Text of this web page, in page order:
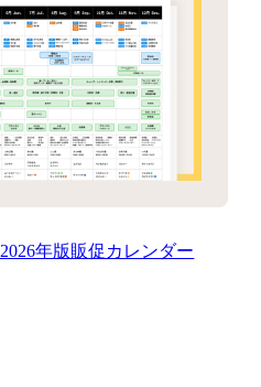
年版販促カレンダー